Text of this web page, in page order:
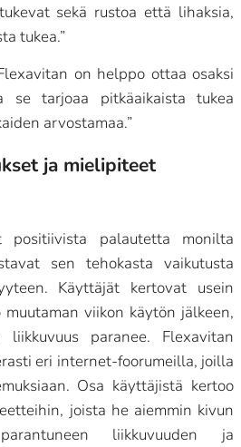
sekä rustoa että lihaksia,
tukea.”
on helppo ottaa osaksi
se tarjoaa pitkäaikaista tukea
arvostamaa.”
ja mielipiteet
positiivista palautetta monilta
sen tehokasta vaikutusta
Käyttäjät kertovat usein
viikon käytön jälkeen,
paranee. Flexavitan
eri internet-foorumeilla, joilla
Osa käyttäjistä kertoo
joista he aiemmin kivun
liikkuvuuden ja